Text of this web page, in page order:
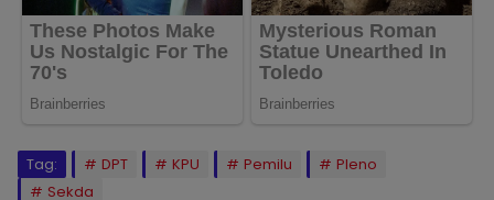
Tag: DPT KPU Pemilu
Pleno
Sekda